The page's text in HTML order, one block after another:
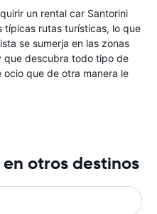
un rental car Santorini
típicas rutas turísticas, lo que
se sumerja en las zonas
que descubra todo tipo de
que de otra manera le
otros destinos